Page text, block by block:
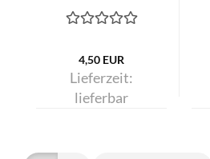
4,50 EUR
Lieferzeit:
lieferbar